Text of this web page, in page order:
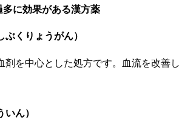
に効果がある漢方薬
くりょうがん）
剤を中心とした処方です。血流を改善し
ん）